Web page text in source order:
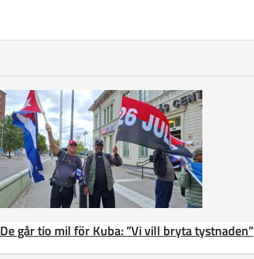
De går tio mil för Kuba: ”Vi vill bryta tystnaden”